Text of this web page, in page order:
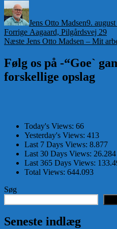
Jens Otto Madsen9.
Indlægsnavigation
Forrige Forrige
indlæg:
Aagaard, Pilgårdsvej 29
Næste Næste
Jens Otto Madsen – Mit
Følg os på -“Goe`
forskellige opslag
Today's Views: 66
Yesterday's Views: 413
Last 7 Days Views: 8.877
Last 30 Days Views: 26.284
Last 365 Days Views:
Total Views: 644.093
Søg
Seneste indlæg